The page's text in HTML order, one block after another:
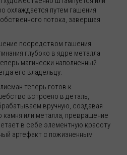
охлаждается путем гашения
потока, завершая
посредством гашения
глубоко в ядре металла
магически наполненный
его владельцу.
теперь готов к
встроено в деталь,
вручную, создавая
или металла, превращение
в себе элементную красоту
артефакт с пожизненным